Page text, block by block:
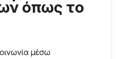
όπως το
μέσω